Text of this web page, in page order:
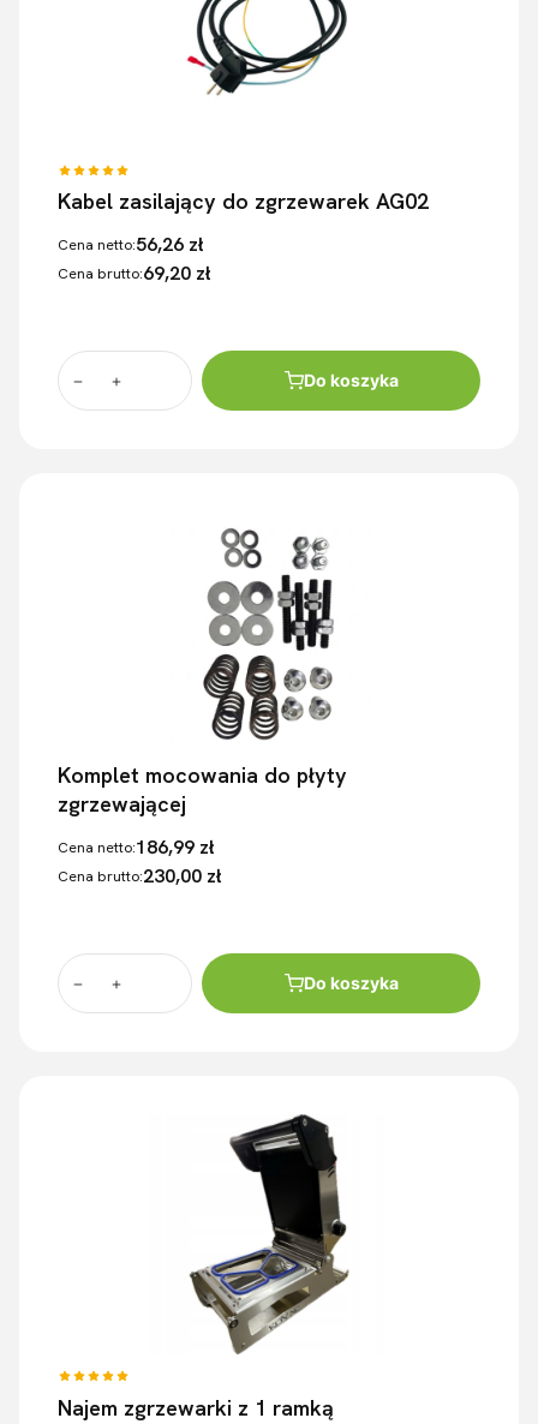
Kabel zasilający do zgrzewarek AG02
Cena netto:56,26 zł
Cena brutto:69,20 zł
Do koszyka
Komplet mocowania do płyty
zgrzewającej
Cena netto:186,99 zł
Cena brutto:230,00 zł
Do koszyka
Najem zgrzewarki z 1 ramką